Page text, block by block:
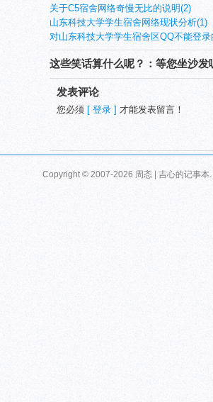
关于C5宿舍网络奇慢无比的说明(2)
山东科技大学学生宿舍网络现状分析(1)
对山东科技大学学生宿舍区QQ不能登
这些笑话算什么呢？：等您坐沙发
发表评论
您必须 [ 登录 ] 才能发表留言！
Copyright © 2007-2026 周忞 | 吉心的记事本